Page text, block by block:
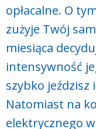
opłacalne. O
zużyje Twój
miesiąca
intensywność
szybko
Natomiast na
elektrycznego